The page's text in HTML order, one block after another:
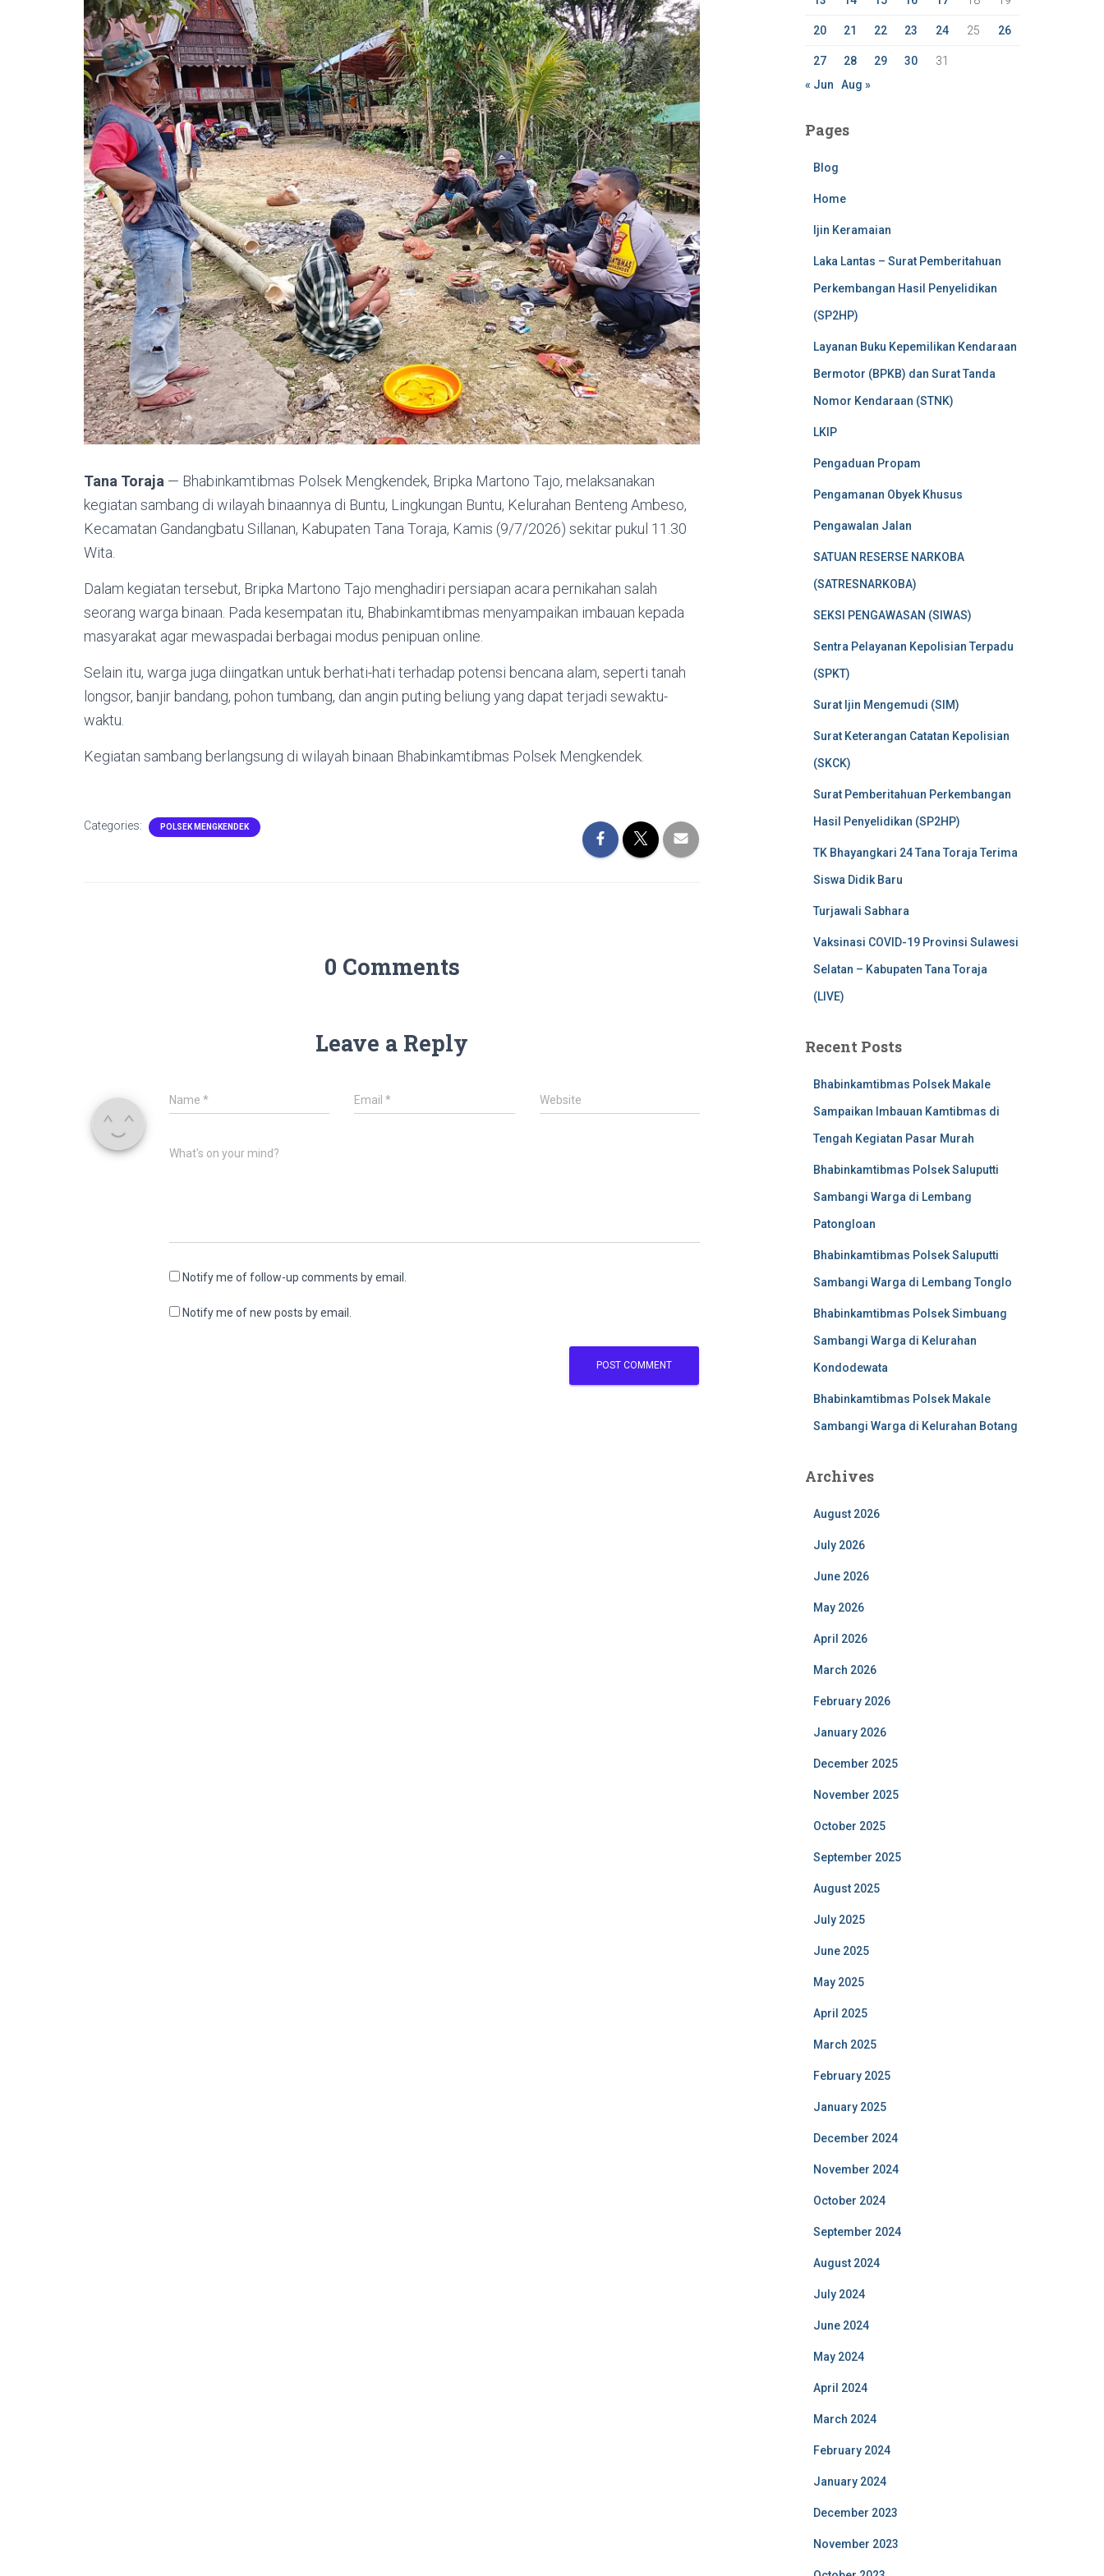
Tana Toraja — Bhabinkamtibmas Polsek Mengkendek, Bripka Martono Tajo, melaksanakan
kegiatan sambang di wilayah binaannya di Buntu, Lingkungan Buntu, Kelurahan Benteng Ambeso,
Kecamatan Gandangbatu Sillanan, Kabupaten Tana Toraja, Kamis (9/7/2026) sekitar pukul 11.30
Wita.
Dalam kegiatan tersebut, Bripka Martono Tajo menghadiri persiapan acara pernikahan salah
seorang warga binaan. Pada kesempatan itu, Bhabinkamtibmas menyampaikan imbauan kepada
masyarakat agar mewaspadai berbagai modus penipuan online.
Selain itu, warga juga diingatkan untuk berhati-hati terhadap potensi bencana alam, seperti tanah
longsor, banjir bandang, pohon tumbang, dan angin puting beliung yang dapat terjadi sewaktu-
waktu.
Kegiatan sambang berlangsung di wilayah binaan Bhabinkamtibmas Polsek Mengkendek.
Categories: POLSEK MENGKENDEK
0 Comments
Leave a Reply
Name * Email* Website
What's on your mind?
Notify me of follow-up comments by email.
Notify me of new posts by email.
20 21 22 23 24 25 26
27 28 29 30
31
« Jun
Aug »
Pages
Blog
Home
Ijin Keramaian
Laka Lantas – Surat Pemberitahuan
Perkembangan Hasil Penyelidikan
(SP2HP)
Layanan Buku Kepemilikan Kendaraan
Bermotor (BPKB) dan Surat Tanda
Nomor Kendaraan (STNK)
LKIP
Pengaduan Propam
Pengamanan Obyek Khusus
Pengawalan Jalan
SATUAN RESERSE NARKOBA
(SATRESNARKOBA)
SEKSI PENGAWASAN (SIWAS)
Sentra Pelayanan Kepolisian Terpadu
(SPKT)
Surat Ijin Mengemudi (SIM)
Surat Keterangan Catatan Kepolisian
(SKCK)
Surat Pemberitahuan Perkembangan
Hasil Penyelidikan (SP2HP)
TK Bhayangkari 24 Tana Toraja Terima
Siswa Didik Baru
Turjawali Sabhara
Vaksinasi COVID-19 Provinsi Sulawesi
Selatan – Kabupaten Tana Toraja
(LIVE)
Recent Posts
Bhabinkamtibmas Polsek Makale
Sampaikan Imbauan Kamtibmas di
Tengah Kegiatan Pasar Murah
Bhabinkamtibmas Polsek Saluputti
Sambangi Warga di Lembang
Patongloan
Bhabinkamtibmas Polsek Saluputti
Sambangi Warga di Lembang Tonglo
Bhabinkamtibmas Polsek Simbuang
Sambangi Warga di Kelurahan
Kondodewata
Bhabinkamtibmas Polsek Makale
Sambangi Warga di Kelurahan Botang
Archives
August 2026
July 2026
June 2026
May 2026
April 2026
March 2026
February 2026
January 2026
December 2025
November 2025
October 2025
September 2025
August 2025
July 2025
June 2025
May 2025
April 2025
March 2025
February 2025
January 2025
December 2024
November 2024
October 2024
September 2024
August 2024
July 2024
June 2024
May 2024
April 2024
March 2024
February 2024
January 2024
December 2023
November 2023